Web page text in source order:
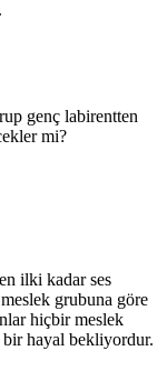
genç labirentten
mi?
ilki kadar ses
grubuna göre
hiçbir meslek
hayal bekliyordur.